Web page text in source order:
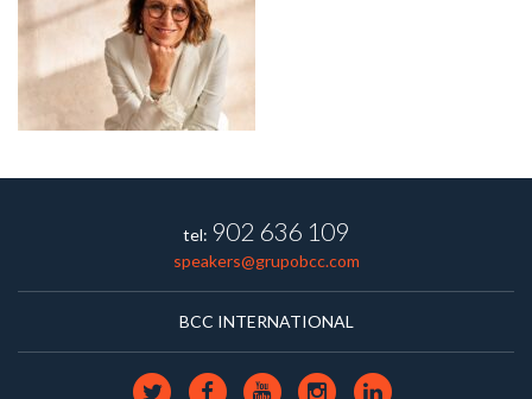
tel: 902 636 109
speakers@grupobcc.com
BCC INTERNATIONAL